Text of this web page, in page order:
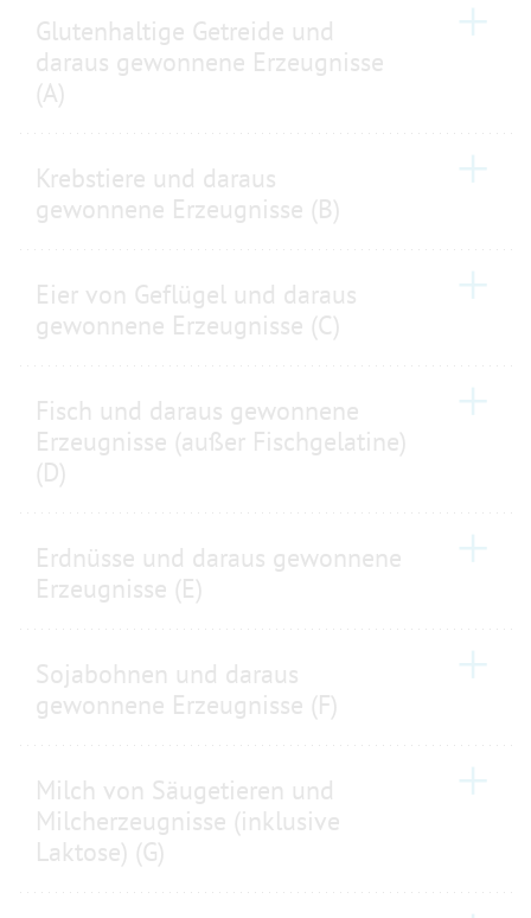
Glutenhaltige Getreide und
daraus gewonnene Erzeugnisse
(A)
Krebstiere und daraus
gewonnene Erzeugnisse (B)
Eier von Geflügel und daraus
gewonnene Erzeugnisse (C)
Fisch und daraus gewonnene
Erzeugnisse (außer Fischgelatine)
(D)
Erdnüsse und daraus gewonnene
Erzeugnisse (E)
Sojabohnen und daraus
gewonnene Erzeugnisse (F)
Milch von Säugetieren und
Milcherzeugnisse (inklusive
Laktose) (G)